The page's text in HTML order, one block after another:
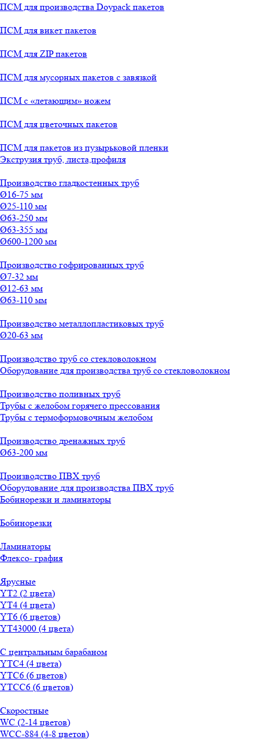
ПСМ для производства Doypack пакетов
ПСМ для викет пакетов
ПСМ для ZIP пакетов
ПСМ для мусорных пакетов с завязкой
ПСМ с «летающим» ножем
ПСМ для цветочных пакетов
ПСМ для пакетов из пузырьковой пленки
Экструзия труб, листа,профиля
Производство гладкостенных труб
Ø16-75 мм
Ø25-110 мм
Ø63-250 мм
Ø63-355 мм
Ø600-1200 мм
Производство гофрированных труб
Ø7-32 мм
Ø12-63 мм
Ø63-110 мм
Производство металлопластиковых труб
Ø20-63 мм
Производство труб со стекловолокном
Оборудование для производства труб со стекловолокном
Производство поливных труб
Трубы с желобом горячего прессования
Трубы с термоформовочным желобом
Производство дренажных труб
Ø63-200 мм
Производство ПВХ труб
Оборудование для производства ПВХ труб
Бобинорезки и ламинаторы
Бобинорезки
Ламинаторы
Флексо- графия
Ярусные
YT2 (2 цвета)
YT4 (4 цвета)
YT6 (6 цветов)
YT43000 (4 цвета)
С центральным барабаном
YТС4 (4 цвета)
YТС6 (6 цветов)
YТСC6 (6 цветов)
Скоростные
WС (2-14 цветов)
WСС-884 (4-8 цветов)